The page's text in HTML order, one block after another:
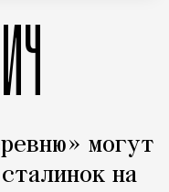
могут
на